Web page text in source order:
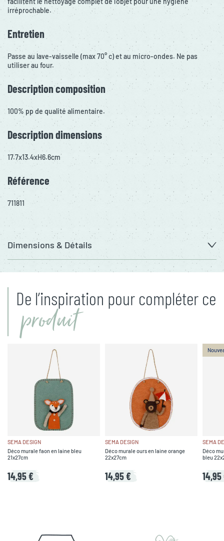
irréprochable.
Entretien
Passe au lave-vaisselle (max 70° c) et au micro-ondes. Ne pas
utiliser au four.
Description composition
100% pp de qualité alimentaire.
Description dimensions
17.7x13.4xH6.6cm
Référence
711811
Dimensions & Détails
De l’inspiration pour compléter ce
produit
SEMA DESIGN
Déco murale faon en laine bleu
21x27cm
14,95 €
SEMA DESIGN
Déco murale ours en laine orange
22x27cm
14,95 €
SEMA
Déco
bleu
14,95